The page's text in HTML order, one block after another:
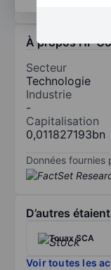
À propos HF
Secteur
Technologie
Industrie
-
Capitalisation
0,011827193bn
Données fournies
D’autres
Touax SCA
Voir toutes les